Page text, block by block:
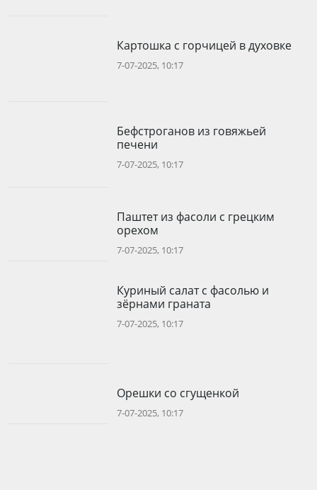
Картошка с горчицей в духовке
7-07-2025, 10:17
Бефстроганов из говяжьей
печени
7-07-2025, 10:17
Паштет из фасоли с грецким
орехом
7-07-2025, 10:17
Куриный салат с фасолью и
зёрнами граната
7-07-2025, 10:17
Орешки со сгущенкой
7-07-2025, 10:17